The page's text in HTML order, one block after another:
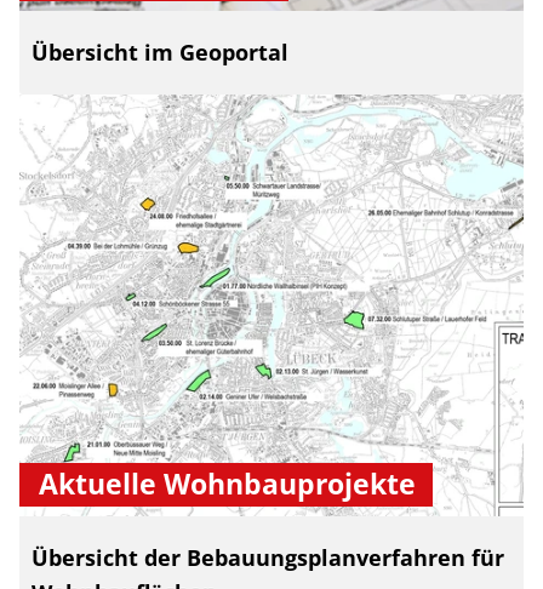
Übersicht im Geoportal
Aktuelle Wohnbauprojekte
Übersicht der Bebauungsplanverfahren für